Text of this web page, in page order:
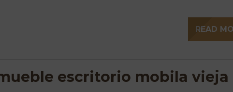
READ
escritorio mobila vieja